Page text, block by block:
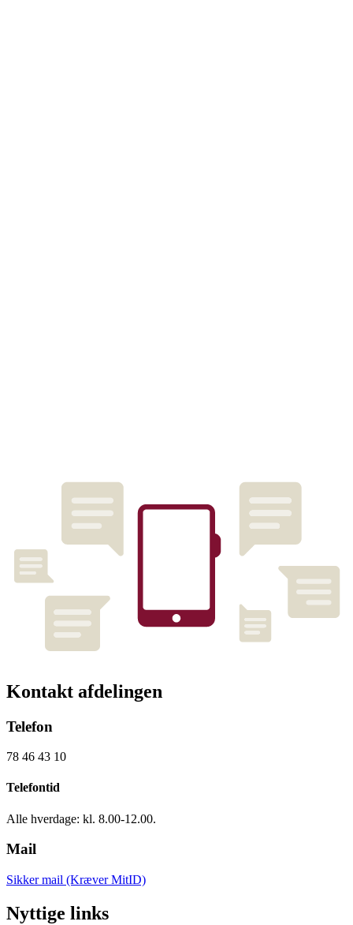
Kontakt afdelingen
Telefon
78 46 43 10
Telefontid
Alle hverdage: kl. 8.00-12.00.
Mail
Sikker mail (Kræver MitID)
Nyttige links